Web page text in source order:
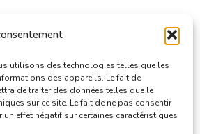
utilisons des technologies telles que les
des appareils. Le fait de
de traiter des données telles que le
sur ce site. Le fait de ne pas consentir
effet négatif sur certaines caractéristiques